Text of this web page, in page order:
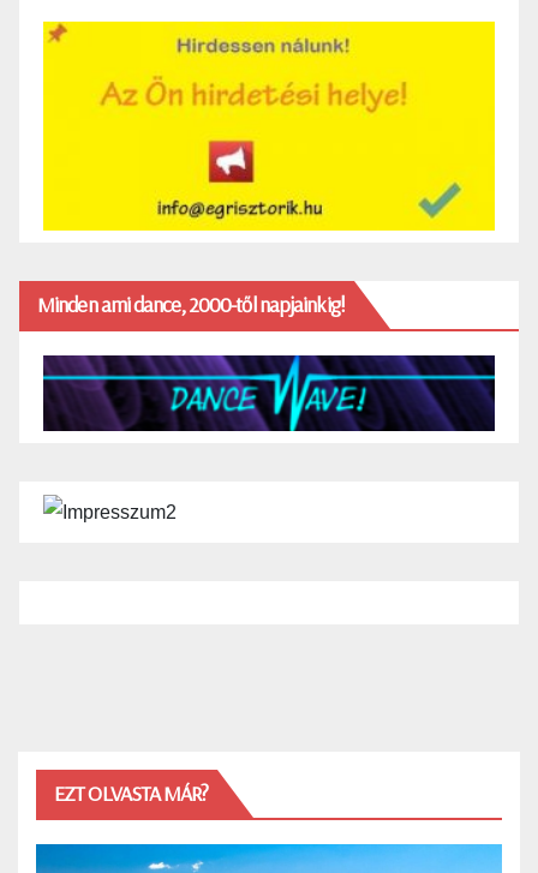
Minden ami dance, 2000-től napjainkig!
EZT OLVASTA MÁR?